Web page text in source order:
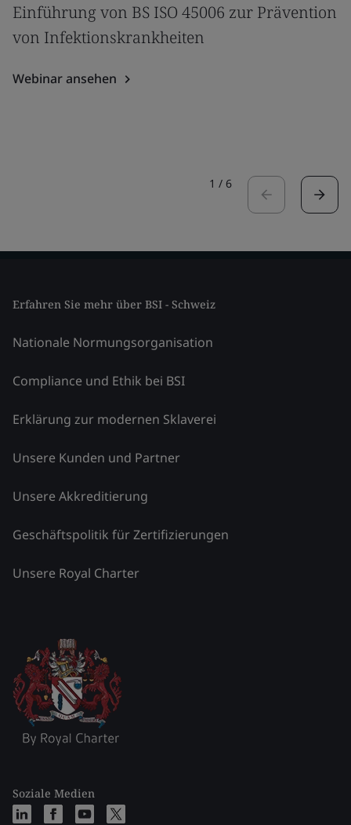
Einführung von BS ISO 45006 zur Prävention
von Infektionskrankheiten
Webinar ansehen
1 / 6
Erfahren Sie mehr über BSI - Schweiz
Nationale Normungsorganisation
Compliance und Ethik bei BSI
Erklärung zur modernen Sklaverei
Unsere Kunden und Partner
Unsere Akkreditierung
Geschäftspolitik für Zertifizierungen
Unsere Royal Charter
Soziale Medien